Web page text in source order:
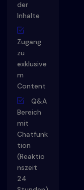
der
Inhalte
Zugang
zu
exklusive
m
Content
Q&A
Bereich
mit
Chatfunk
tion
(Reaktio
nszeit
24